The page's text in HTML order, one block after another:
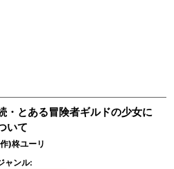
・とある冒険者ギルドの少女に
いて
)柊ユーリ
ャンル: